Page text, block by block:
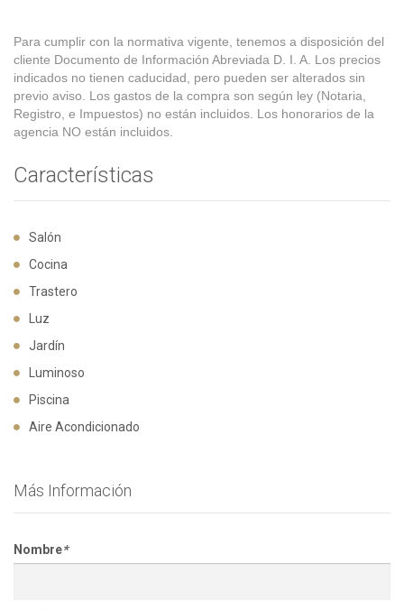
Para cumplir con la normativa vigente, tenemos a disposición del
cliente Documento de Información Abreviada D. I. A. Los precios
indicados no tienen caducidad, pero pueden ser alterados sin
previo aviso. Los gastos de la compra son según ley (Notaria,
Registro, e Impuestos) no están incluidos. Los honorarios de la
agencia NO están incluidos.
Características
Salón
Cocina
Trastero
Luz
Jardín
Luminoso
Piscina
Aire Acondicionado
Más Información
Nombre*